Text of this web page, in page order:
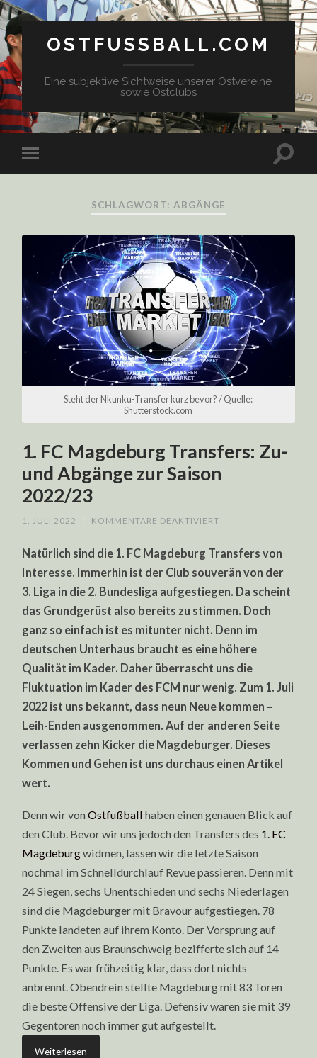
OSTFUSSBALL.COM
Eine subjektive Sichtweise unserer Ostvereine
sowie Ostclubs
SCHLAGWORT: ABGÄNGE
Steht der Nkunku-Transfer kurz bevor? / Quelle:
Shutterstock.com
1. FC Magdeburg Transfers: Zu-
und Abgänge zur Saison
2022/23
1. JULI 2022 KOMMENTARE DEAKTIVIERT
MAGDEBURG
ZU-
ABGÄNGE
SAISON
2022/23
Natürlich sind die 1. FC Magdeburg Transfers von
Interesse. Immerhin ist der Club souverän von der
3. Liga in die 2. Bundesliga aufgestiegen. Da scheint
das Grundgerüst also bereits zu stimmen. Doch
ganz so einfach ist es mitunter nicht. Denn im
deutschen Unterhaus braucht es eine höhere
Qualität im Kader. Daher überrascht uns die
Fluktuation im Kader des FCM nur wenig. Zum 1. Juli
2022 ist uns bekannt, dass neun Neue kommen –
Leih-Enden ausgenommen. Auf der anderen Seite
verlassen zehn Kicker die Magdeburger. Dieses
Kommen und Gehen ist uns durchaus einen Artikel
wert.
Denn wir vonOstfußball haben einen genauen Blick auf
den Club. Bevor wir uns jedoch den Transfers des 1. FC
Magdeburgwidmen, lassen wir die letzte Saison
nochmal im Schnelldurchlauf Revue passieren. Denn mit
24 Siegen, sechs Unentschieden und sechs Niederlagen
sind die Magdeburger mit Bravour aufgestiegen. 78
Punkte landeten auf ihrem Konto. Der Vorsprung auf
den Zweiten aus Braunschweig bezifferte sich auf 14
Punkte. Es war frühzeitig klar, dass dort nichts
anbrennt. Obendrein stellte Magdeburg mit 83 Toren
die beste Offensive der Liga. Defensiv waren sie mit 39
Gegentoren noch immer gut aufgestellt.
Weiterlesen